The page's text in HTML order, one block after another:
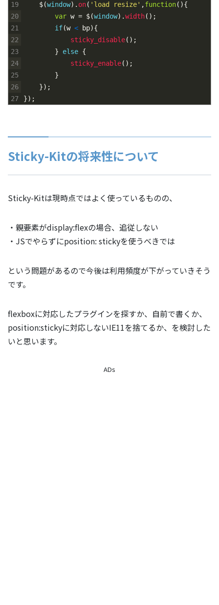
19
20
21
22
23
24
25
26
27
$(window) . on( 'load resize' ,function( ){
var w = $(window) .width( ) ;
if(w < bp){
sticky_disable( ) ;
}
else {
sticky_enable( ) ;
}
}) ;
}) ;
Sticky-Kitの将来性について
Sticky-Kitは現時点ではよく使っているものの、
・親要素がdisplay:flexの場合、追従しない
・JSでやらずにposition: stickyを使うべきでは
という問題があるので今後は利用頻度が下がっていきそう
です。
flexboxに対応したプラグインを探すか、自前で書くか、
position:stickyに対応しないIE11を捨てるか、を検討した
いと思います。
ADs